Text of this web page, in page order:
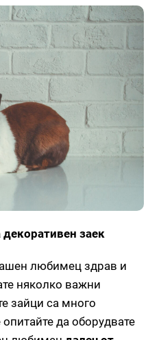
заек
любимец здрав и
няколко важни
зайци са много
опитайте да оборудвате